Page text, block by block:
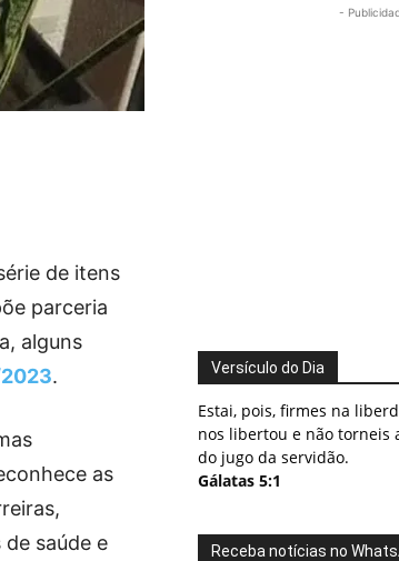
de itens
parceria
alguns
.
as
saúde e
-
Versículo do Dia
Estai, pois, firmes na
nos libertou e não torneis
do jugo da servidão.
Gálatas 5:1
Receba notícias no